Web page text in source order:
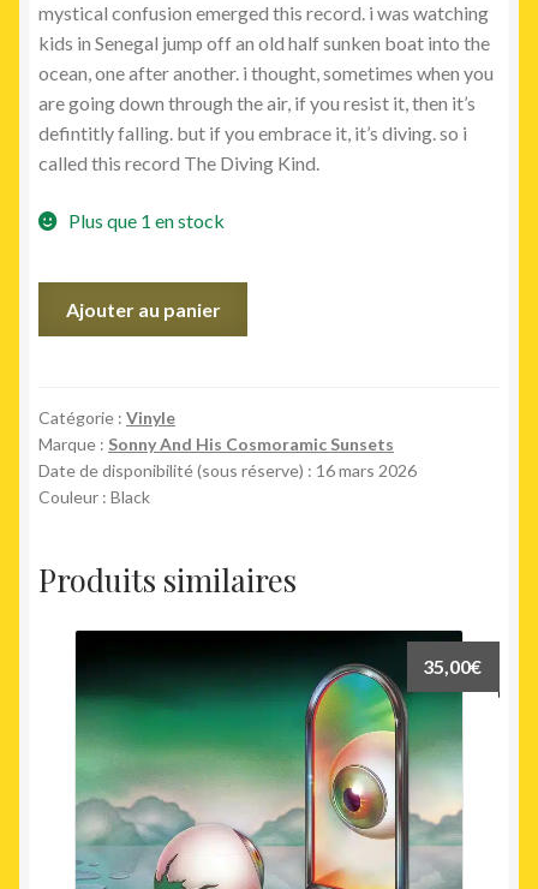
mystical confusion emerged this record. i was watching
kids in Senegal jump off an old half sunken boat into the
ocean, one after another. i thought, sometimes when you
are going down through the air, if you resist it, then it’s
defintitly falling. but if you embrace it, it’s diving. so i
called this record The Diving Kind.
Plus que 1 en stock
Kind
Ajouter au panier
Catégorie : Vinyle
Marque : Sonny And His Cosmoramic Sunsets
Date de disponibilité (sous réserve) : 16 mars 2026
Couleur : Black
Produits similaires
35,00€